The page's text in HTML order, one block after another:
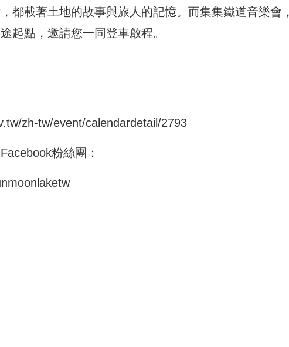
都載著土地的故事與旅人的記憶。而集集鐵道音樂會
起點，邀請您一同登車啟程。
zh-tw/event/calendardetail/2793
粉絲團：